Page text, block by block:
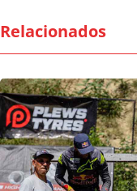
Relacionados